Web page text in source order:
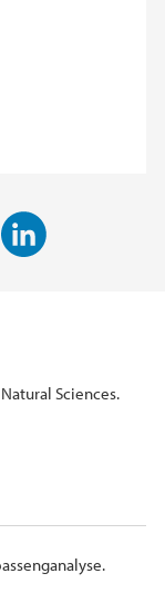
e
Sciences.